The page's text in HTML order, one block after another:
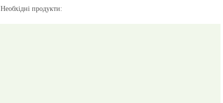
Необхідні продукти: